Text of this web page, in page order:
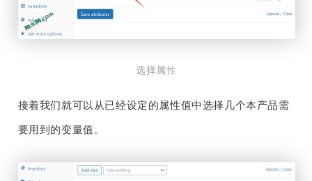
选择属性
接着我们就可以从已经设定的属性值中选择几个本产品需
要用到的变量值。